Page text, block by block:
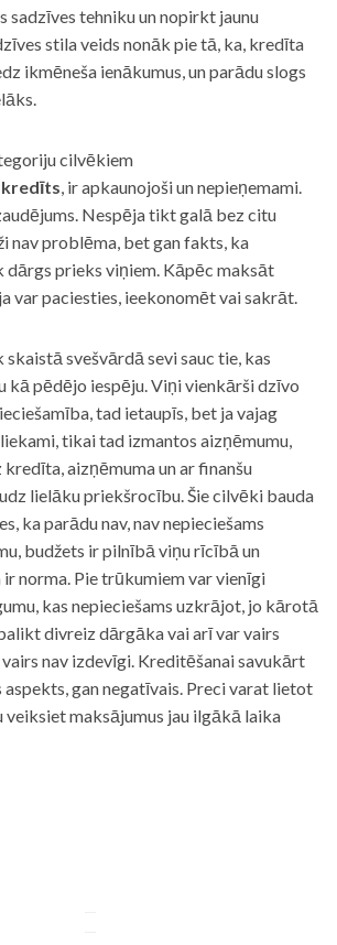
sadzīves tehniku un nopirkt jaunu
stila veids nonāk pie tā, ka, kredīta
ikmēneša ienākumus, un parādu slogs
cilvēkiem
kredīts, ir apkaunojoši un nepieņemami.
Nespēja tikt galā bez citu
nav problēma, bet gan fakts, ka
dārgs prieks viņiem. Kāpēc maksāt
var paciesties, ieekonomēt vai sakrāt.
skaistā svešvārdā sevi sauc tie, kas
kā pēdējo iespēju. Viņi vienkārši dzīvo
tad ietaupīs, bet ja vajag
tikai tad izmantos aizņēmumu,
aizņēmuma un ar finanšu
lielāku priekšrocību. Šie cilvēki bauda
ka parādu nav, nav nepieciešams
budžets ir pilnībā viņu rīcībā un
norma. Pie trūkumiem var vienīgi
kas nepieciešams uzkrājot, jo kārotā
divreiz dārgāka vai arī var vairs
nav izdevīgi. Kreditēšanai savukārt
gan negatīvais. Preci varat lietot
veiksiet maksājumus jau ilgākā laika